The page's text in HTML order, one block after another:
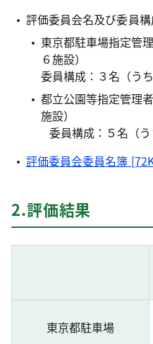
評価委員会名及び委員
東京都駐車場指定管
６施設）
委員構成：３名（う
都立公園等指定管理
施設）
委員構成：５名（う
評価委員会委員名簿
2.評価結果
東京都駐車場